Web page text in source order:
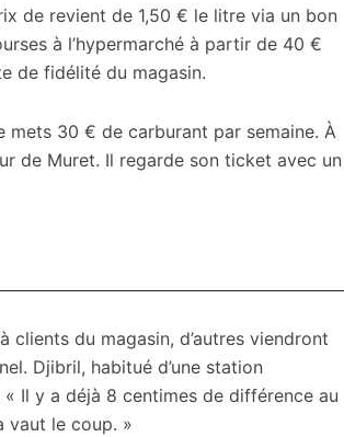
de revient de 1,50 € le litre via un bon
à l’hypermarché à partir de 40 €
de fidélité du magasin.
mets 30 € de carburant par semaine. À
de Muret. Il regarde son ticket avec un
du magasin, d’autres viendront
Djibril, habitué d’une station
Il y a déjà 8 centimes de différence au
vaut le coup. »